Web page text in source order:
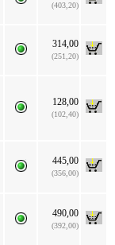
(403,20)
314,00
(251,20)
128,00
(102,40)
445,00
(356,00)
490,00
(392,00)